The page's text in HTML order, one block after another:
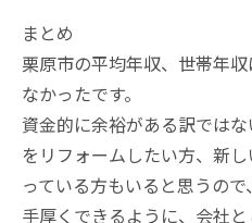
まとめ
栗原市の平均年収、世帯年
なかったです。
資金的に余裕がある訳では
をリフォームしたい方、新
っている方もいると思うの
手厚くできるように、会社